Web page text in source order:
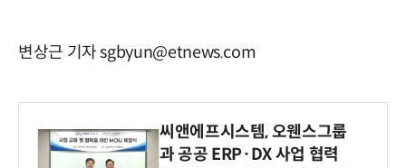
변상근 기자 sgbyun@etnews.com
씨앤에프시스템, 오웬스그룹
과 공공 ERP·DX 사업 협력